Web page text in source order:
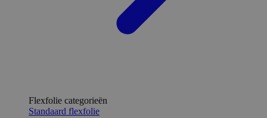
Flexfolie categorieën
Standaard flexfolie